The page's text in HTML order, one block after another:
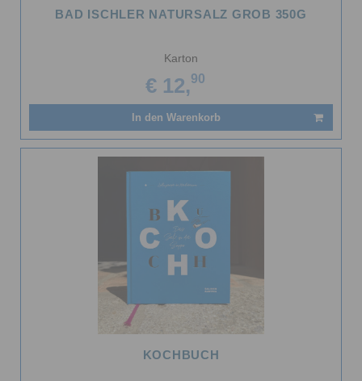
BAD ISCHLER NATURSALZ GROB 350G
Karton
€ 12,90
In den Warenkorb
KOCHBUCH